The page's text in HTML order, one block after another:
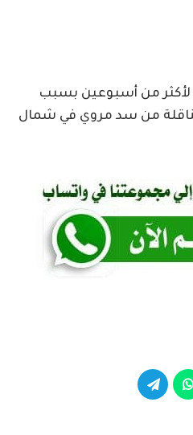
لأكثر من أسبوعين بسبب
من سد مروي في شمال